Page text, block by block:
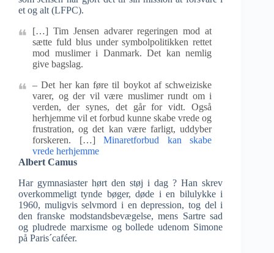
et og alt (LFPC).
[…] Tim Jensen advarer regeringen mod at
sætte fuld blus under symbolpolitikken rettet
mod muslimer i Danmark. Det kan nemlig
give bagslag.
– Det her kan føre til boykot af schweiziske
varer, og der vil være muslimer rundt om i
verden, der synes, det går for vidt. Også
herhjemme vil et forbud kunne skabe vrede og
frustration, og det kan være farligt, uddyber
forskeren. […]Minaretforbud kan skabe
vrede herhjemme
Albert Camus
Har gymnasiaster hørt den støj i dag ? Han skrev
overkommeligt tynde bøger, døde i en bilulykke i
1960, muligvis selvmord i en depression, tog del i
den franske modstandsbevægelse, mens Sartre sad
og pludrede marxisme og bollede udenom Simone
på Paris´caféer.